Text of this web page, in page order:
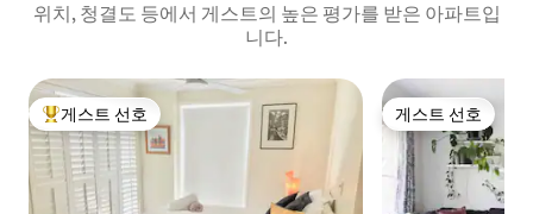
위치, 청결도 등에서 게스트의 높은 평가를 받은 아파트입
니다.
상위 게스트 선호
게스트 선호 게스트 선호
게스트 선호